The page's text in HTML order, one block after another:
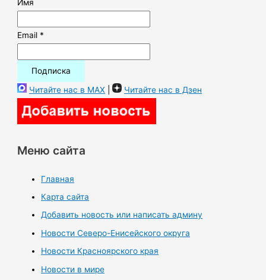
Имя
Email *
Читайте нас в MAX | Читайте нас в Дзен
Меню сайта
Главная
Карта сайта
Добавить новость или написать админу
Новости Северо-Енисейского округа
Новости Красноярского края
Новости в мире